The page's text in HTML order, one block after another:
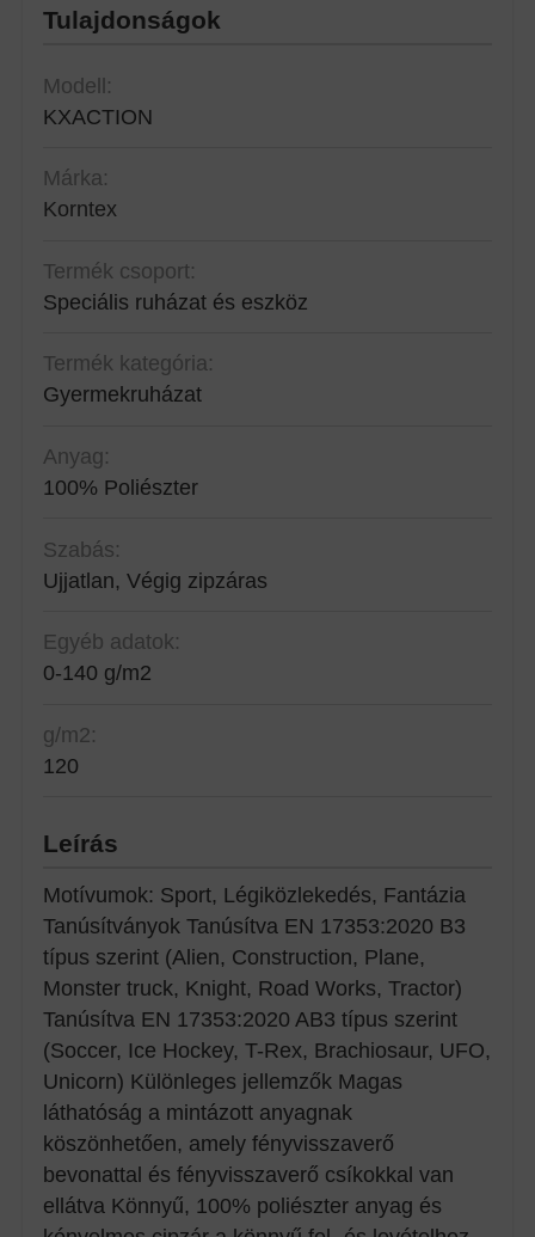
Tulajdonságok
Modell:
KXACTION
Márka:
Korntex
Termék csoport:
Speciális ruházat és eszköz
Termék kategória:
Gyermekruházat
Anyag:
100% Poliészter
Szabás:
Ujjatlan, Végig zipzáras
Egyéb adatok:
0-140 g/m2
g/m2:
120
Leírás
Motívumok: Sport, Légiközlekedés, Fantázia
Tanúsítványok Tanúsítva EN 17353:2020 B3
típus szerint (Alien, Construction, Plane,
Monster truck, Knight, Road Works, Tractor)
Tanúsítva EN 17353:2020 AB3 típus szerint
(Soccer, Ice Hockey, T-Rex, Brachiosaur, UFO,
Unicorn) Különleges jellemzők Magas
láthatóság a mintázott anyagnak
köszönhetően, amely fényvisszaverő
bevonattal és fényvisszaverő csíkokkal van
ellátva Könnyű, 100% poliészter anyag és